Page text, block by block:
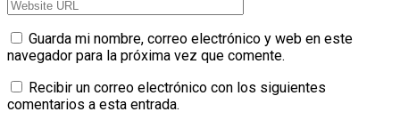
Guarda mi nombre, correo electrónico y web en este
navegador para la próxima vez que comente.
Recibir un correo electrónico con los siguientes
comentarios a esta entrada.